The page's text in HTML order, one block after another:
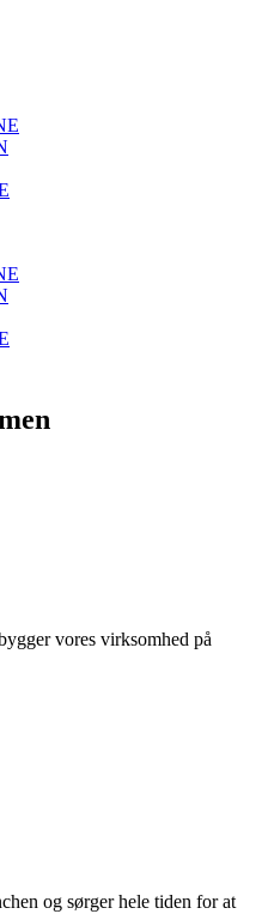
vores virksomhed på
og sørger hele tiden for at